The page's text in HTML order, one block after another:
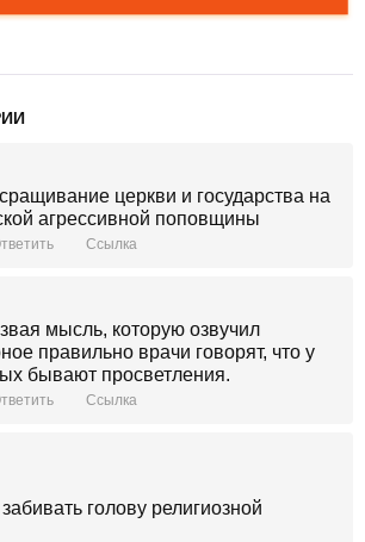
церкви и государства на
агрессивной поповщины
Ссылка
мысль, которую озвучил
правильно врачи говорят, что у
бывают просветления.
Ссылка
голову религиозной